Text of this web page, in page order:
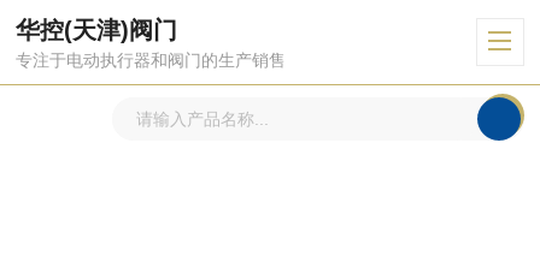
华控(天津)阀门
专注于电动执行器和阀门的生产销售